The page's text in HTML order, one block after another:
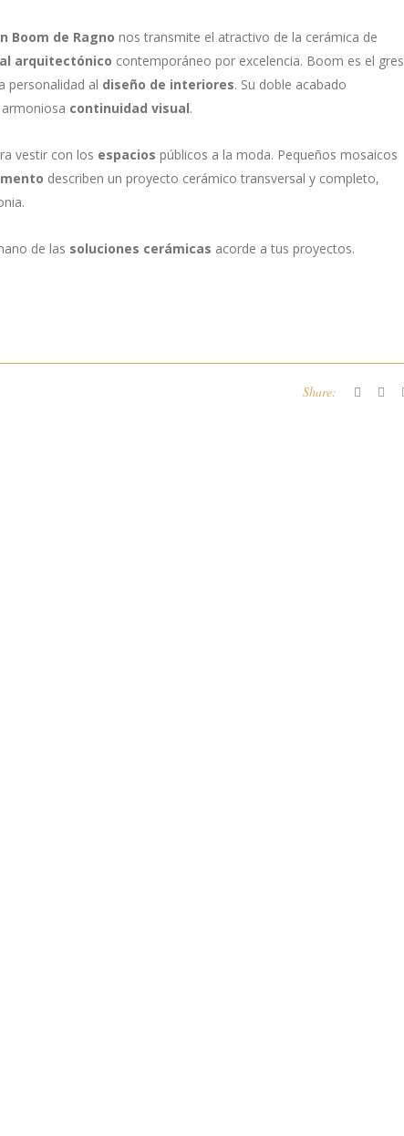
Boom de Ragno nos transmite el atractivo de la cerámica de
arquitectónico contemporáneo por excelencia. Boom es el gres
personalidad al diseño de interiores. Su doble acabado
continuidad visual.
vestir con los espacios públicos a la moda. Pequeños mosaicos
describen un proyecto cerámico transversal y completo,
de las soluciones cerámicas acorde a tus proyectos.
Share: